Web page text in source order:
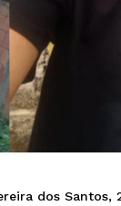
dos